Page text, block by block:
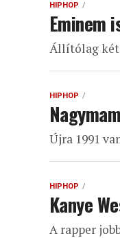
HIPHOP
Eminem
Állítólag
HIPHOP
Újra 1991
HIPHOP
Kanye
A rapper